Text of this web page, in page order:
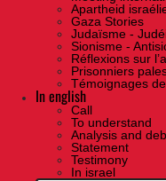
Apartheid
Gaza Stories
Judaïsme -
Sionisme -
Réflexions sur
Prisonniers
Témoignages
In english
Call
To understand
Analysis and
Statement
Testimony
In israel